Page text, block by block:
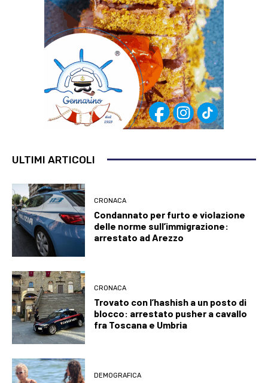
ULTIMI ARTICOLI
CRONACA
Condannato per furto e violazione
delle norme sull’immigrazione:
arrestato ad Arezzo
CRONACA
Trovato con l’hashish a un posto di
blocco: arrestato pusher a cavallo
fra Toscana e Umbria
DEMOGRAFICA